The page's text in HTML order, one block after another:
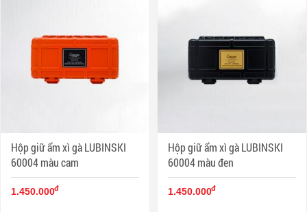
Hộp giữ ẩm xì gà LUBINSKI
60004 màu cam
1.450.000đ
Hộp giữ ẩm xì gà LUBINSKI
60004 màu đen
1.450.000đ